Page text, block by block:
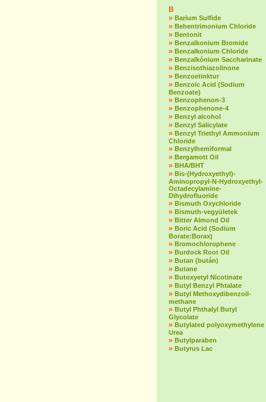
B
» Barium Sulfide
» Behentrimonium Chloride
» Bentonit
» Benzalkonium Bromide
» Benzalkonium Chloride
» Benzalkónium Saccharinate
» Benzisothiazolinone
» Benzoetinktur
» Benzoic Acid (Sodium
Benzoate)
» Benzophenon-3
» Benzophenone-4
» Benzyl alcohol
» Benzyl Salicylate
» Benzyl Triethyl Ammonium
Chloride
» Benzylhemiformal
» Bergamott Oil
» BHA/BHT
» Bis-(Hydroxyethyl)-
Aminopropyl-N-Hydroxyethyl-
Octadecylamine-
Dihydrofluoride
» Bismuth Oxychloride
» Bismuth-vegyületek
» Bitter Almond Oil
» Boric Acid (Sodium
Borate:Borax)
» Bromochlorophene
» Burdock Root Oil
» Butan (bután)
» Butane
» Butoxyetyl Nicotinate
» Butyl Benzyl Phtalate
» Butyl Methoxydibenzoil-
methane
» Butyl Phthalyl Butyl
Glycolate
» Butylated polyoxymethylene
Urea
» Butylparaben
» Butyrus Lac